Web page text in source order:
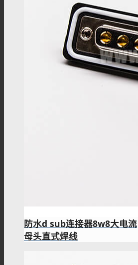
防水d sub连接器8w8大电流
母头直式焊线